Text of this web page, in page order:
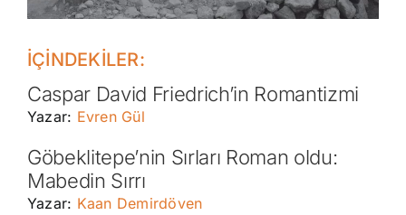
İÇİNDEKİLER:
Caspar David Friedrich’in Romantizmi
Yazar: Evren Gül
Göbeklitepe’nin Sırları Roman oldu:
Mabedin Sırrı
Yazar: Kaan Demirdöven